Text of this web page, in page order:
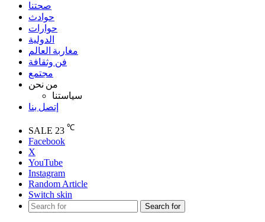
صحتنا
حوادث
حوارات
الدولية
مغاربة العالم
فن وثقافة
مجتمع
من نحن
سياستنا
إتصل بنا
SALE 23 ℃
Facebook
X
YouTube
Instagram
Random Article
Switch skin
Search for